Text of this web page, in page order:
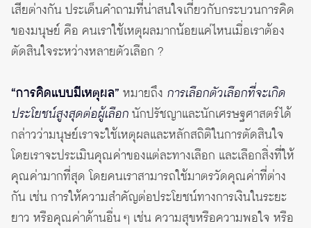
เสียต่างกัน ประเด็นคำถามที่น่าสนใจเกี่ยวกับกระบวนการคิด
ของมนุษย์ คือ คนเราใช้เหตุผลมากน้อยแค่ไหนเมื่อเราต้อง
ตัดสินใจระหว่างหลายตัวเลือก ?
“การคิดแบบมีเหตุผล” หมายถึง การเลือกตัวเลือกที่จะเกิด
ประโยชน์สูงสุดต่อผู้เลือกนักปรัชญาและนักเศรษฐศาสตร์ได้
กล่าวว่ามนุษย์เราจะใช้เหตุผลและหลักสถิติในการตัดสินใจ
โดยเราจะประเมินคุณค่าของแต่ละทางเลือก และเลือกสิ่งที่ให้
คุณค่ามากที่สุด โดยคนเราสามารถใช้มาตรวัดคุณค่าที่ต่าง
กัน เช่น การให้ความสำคัญต่อประโยชน์ทางการเงินในระยะ
ยาว หรือคุณค่าด้านอื่น ๆ เช่น ความสุขหรือความพอใจ หรือ